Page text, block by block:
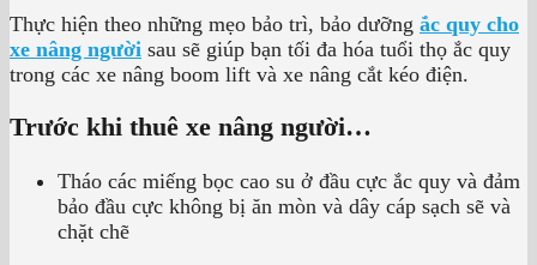
Thực hiện theo những mẹo bảo trì, bảo dưỡng ắc quy cho
xe nâng người sau sẽ giúp bạn tối đa hóa tuổi thọ ắc quy
trong các xe nâng boom lift và xe nâng cắt kéo điện.
Trước khi thuê xe nâng người…
Tháo các miếng bọc cao su ở đầu cực ắc quy và đảm
bảo đầu cực không bị ăn mòn và dây cáp sạch sẽ và
chặt chẽ